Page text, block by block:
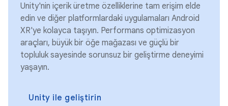
Unity'nin içerik üretme özelliklerine tam erişim elde
edin ve diğer platformlardaki uygulamaları Android
XR'ye kolayca taşıyın. Performans optimizasyon
araçları, büyük bir öğe mağazası ve güçlü bir
topluluk sayesinde sorunsuz bir geliştirme deneyimi
yaşayın.
Unity ile geliştirin